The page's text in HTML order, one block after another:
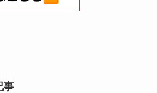
事